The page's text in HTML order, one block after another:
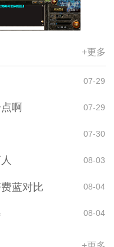
+更多
07-29
啊 07-29
07-30
08-03
蓝对比 08-04
08-04